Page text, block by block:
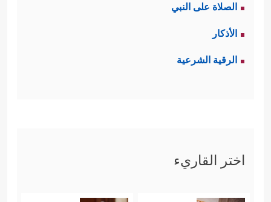
الصلاة على النبي
الأذكار
الرقية الشرعية
اختر القاريء